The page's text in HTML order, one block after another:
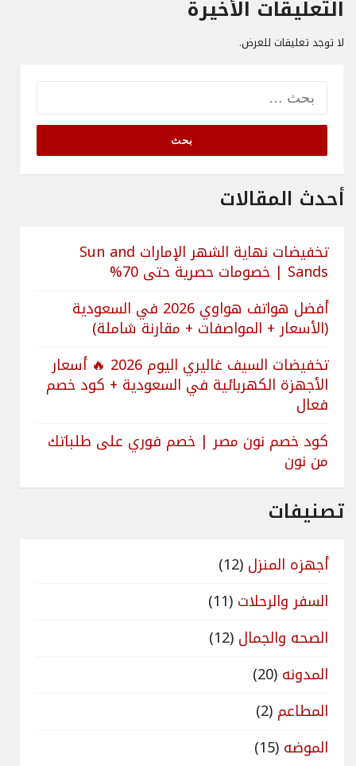
التعليقات الأخيرة
لا توجد تعليقات للعرض.
البحث
عن:
أحدث المقالات
تخفيضات نهاية الشهر الإمارات Sun and
Sands | خصومات حصرية حتى 70%
أفضل هواتف هواوي 2026 في السعودية
(الأسعار + المواصفات + مقارنة شاملة)
تخفيضات السيف غاليري اليوم 2026 🔥 أسعار
الأجهزة الكهربائية في السعودية + كود خصم
فعال
كود خصم نون مصر | خصم فوري على طلباتك
من نون
تصنيفات
أجهزه المنزل (12)
السفر والرحلات (11)
الصحه والجمال (12)
المدونه (20)
المطاعم (2)
الموضه (15)